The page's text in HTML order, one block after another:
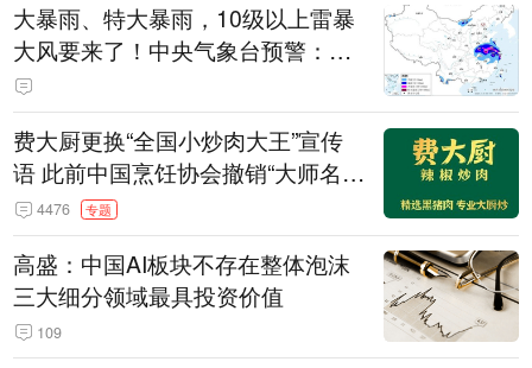
大暴雨、特大暴雨，10级以上雷暴
大风要来了！中央气象台预警：今
天到明天，浙江、安徽有特大暴雨
费大厨更换“全国小炒肉大王”宣传
语 此前中国烹饪协会撤销“大师名
师”等称号
4476 专题
高盛：中国AI板块不存在整体泡沫
三大细分领域最具投资价值
109